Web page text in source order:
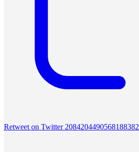
Retweet on Twitter 2084204490568188382